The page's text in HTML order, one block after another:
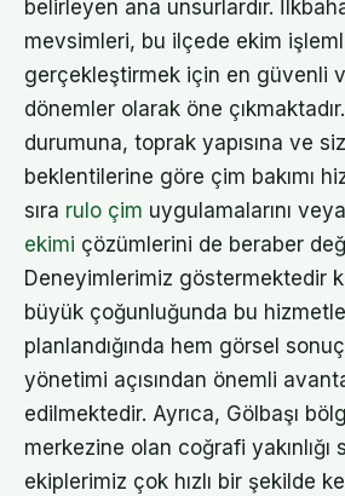
belirleyen ana unsurlardır.
mevsimleri, bu ilçede ekim
gerçekleştirmek için en güvenli
dönemler olarak öne
durumuna, toprak yapısına ve
beklentilerine göre çim bakımı
sıra rulo çim uygulamalarını
ekimi çözümlerini de beraber
Deneyimlerimiz göstermektedir
büyük çoğunluğunda bu
planlandığında hem görsel
yönetimi açısından önemli
edilmektedir. Ayrıca, Gölbaşı
merkezine olan coğrafi yakınlığı
ekiplerimiz çok hızlı bir şekilde